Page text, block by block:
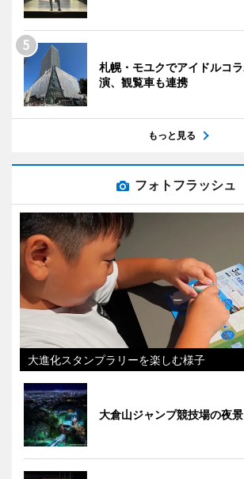
札幌・モユクでアイドルコ
演、観覧車も連携
もっと見る
フォトフラッシュ
大進化スタンプラリーを楽しむ様子
大倉山ジャンプ競技場の夜景